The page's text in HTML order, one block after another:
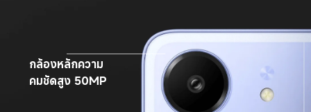
กล้องหลักความ
คมชัดสูง 50MP